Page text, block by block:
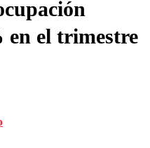
en el trimestre